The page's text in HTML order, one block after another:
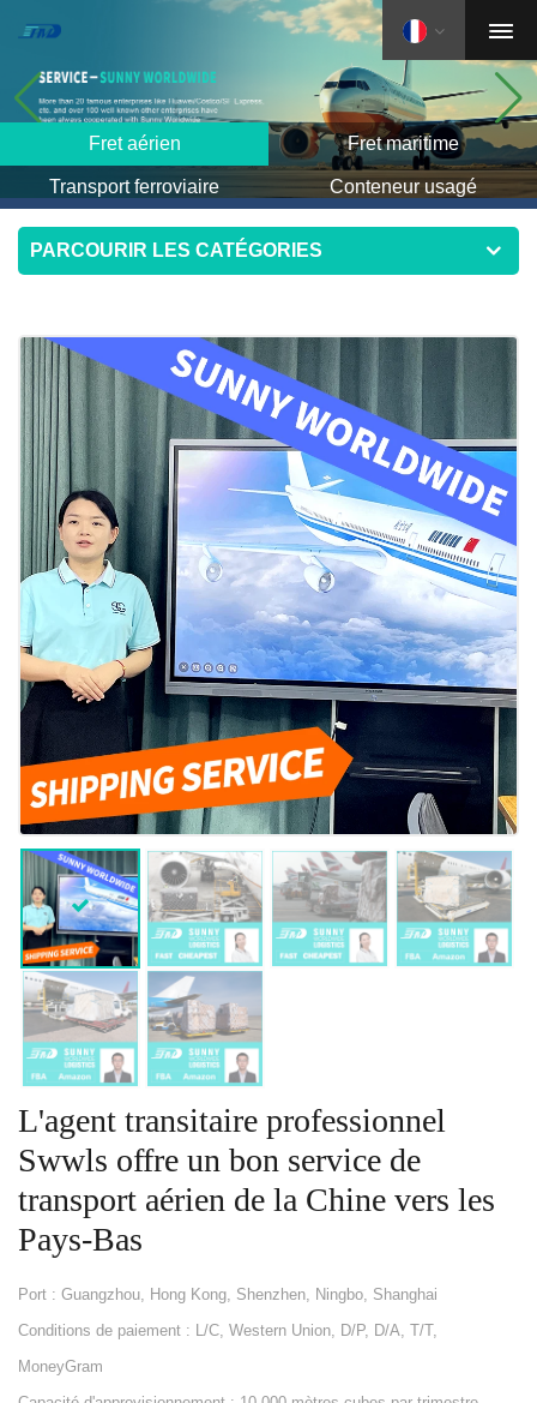
Fret aérien Fret maritime
Transport ferroviaire Conteneur usagé
PARCOURIR LES CATÉGORIES
L'agent transitaire professionnel
Swwls offre un bon service de
transport aérien de la Chine vers les
Pays-Bas
Port : Guangzhou, Hong Kong, Shenzhen, Ningbo, Shanghai
Conditions de paiement : L/C, Western Union, D/P, D/A, T/T,
MoneyGram